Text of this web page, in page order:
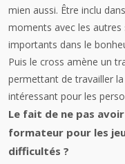
mien aussi. Être inclu
moments avec les
importants dans le
Puis le cross amène un
permettant de travailler
intéressant pour les
Le fait de ne pas
formateur pour les
difficultés ?